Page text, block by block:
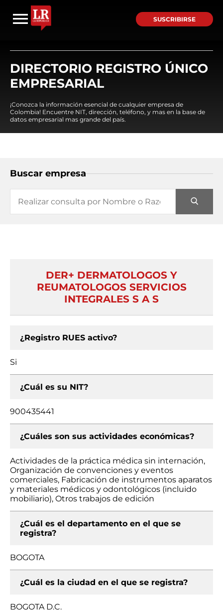
SUSCRIBIRSE
DIRECTORIO REGISTRO ÚNICO
EMPRESARIAL
¡Conozca la información esencial de cualquier empresa de
Colombia! Encuentre NIT, dirección, teléfono, y mas en la base de
datos empresarial mas grande del país.
Buscar empresa
DER+ DERMATOLOGOS Y
REUMATOLOGOS SERVICIOS
INTEGRALES S A S
¿Registro RUES activo?
Si
¿Cuál es su NIT?
900435441
¿Cuáles son sus actividades económicas?
Actividades de la práctica médica sin internación,
Organización de convenciones y eventos
comerciales, Fabricación de instrumentos aparatos
y materiales médicos y odontológicos (incluido
mobiliario), Otros trabajos de edición
¿Cuál es el departamento en el que se
registra?
BOGOTA
¿Cuál es la ciudad en el que se registra?
BOGOTA D.C.